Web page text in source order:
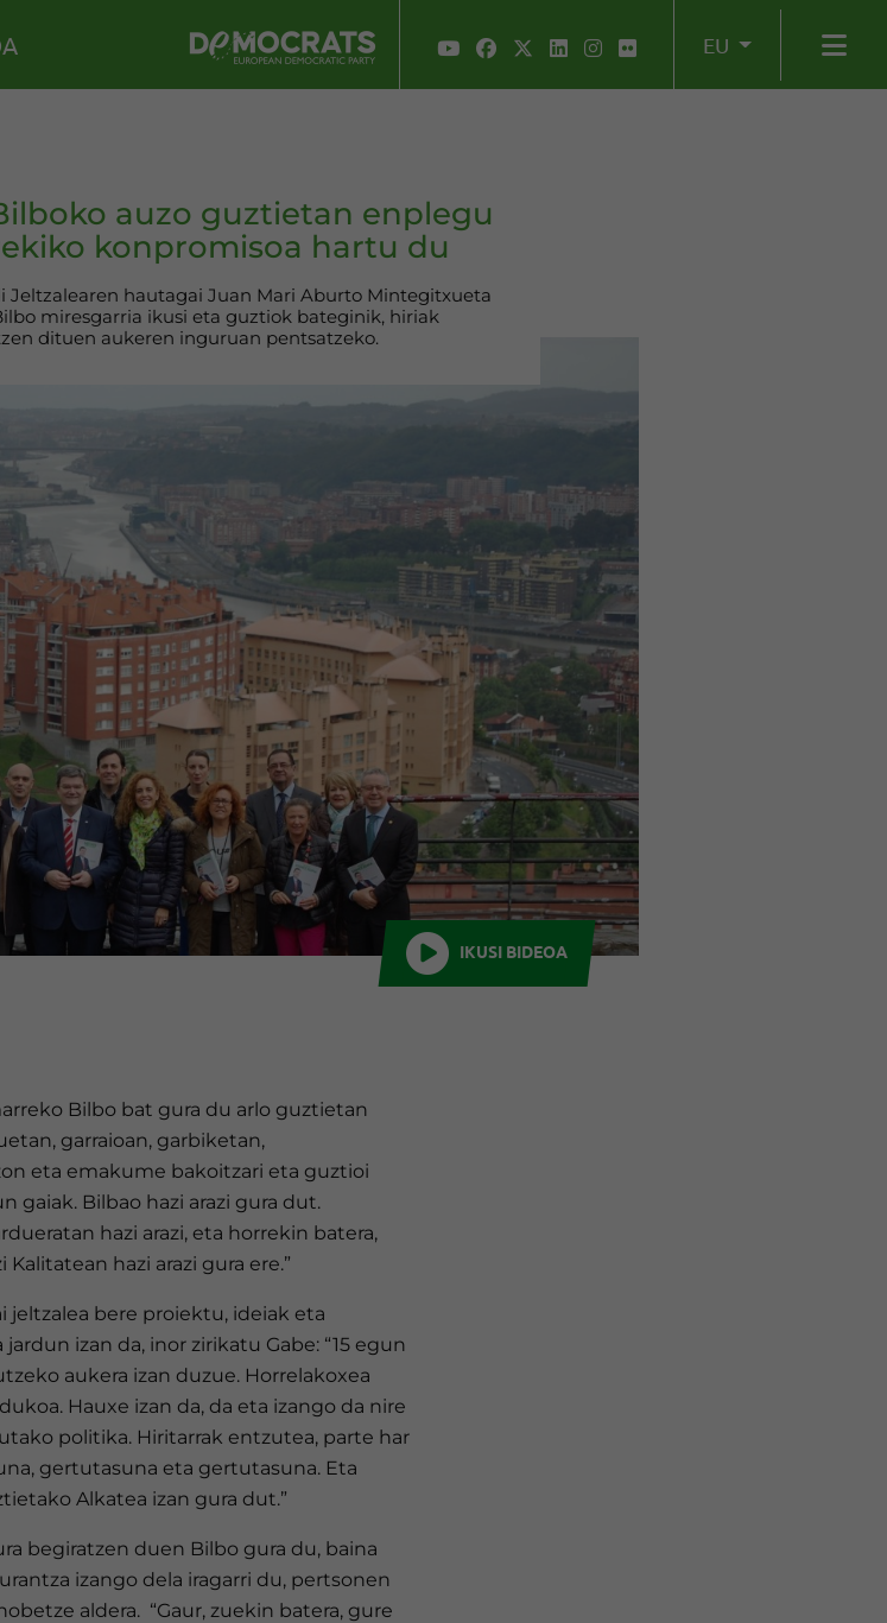
EU
auzo guztietan enplegu
konpromisoa hartu du
Jeltzalearen hautagai Juan Mari Aburto Mintegitxueta
miresgarria ikusi eta guztiok bateginik, hiriak
dituen aukeren inguruan pentsatzeko.
IKUSI BIDEOA
Bilbo bat gura du arlo guztietan
garraioan, garbiketan,
eta emakume bakoitzari eta guztioi
gaiak. Bilbao hazi arazi gura dut.
hazi arazi, eta horrekin batera,
hazi arazi gura ere.”
jeltzalea bere proiektu, ideiak eta
izan da, inor zirikatu Gabe: “15 egun
aukera izan duzue. Horrelakoxea
Hauxe izan da, da eta izango da nire
politika. Hiritarrak entzutea, parte har
gertutasuna eta gertutasuna. Eta
Alkatea izan gura dut.”
begiratzen duen Bilbo gura du, baina
izango dela iragarri du, pertsonen
aldera. “Gaur, zuekin batera, gure